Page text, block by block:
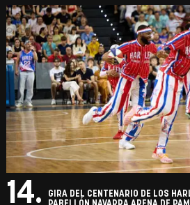
14.
GIRA DEL CENTENARIO DE LOS